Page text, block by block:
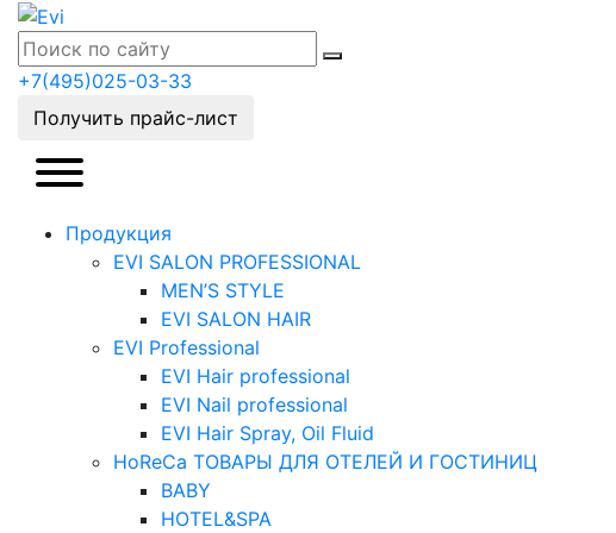
+7(495)025-03-33
Получить прайс-лист
Продукция
EVI SALON PROFESSIONAL
MEN’S STYLE
EVI SALON HAIR
EVI Professional
EVI Hair professional
EVI Nail professional
EVI Hair Spray, Oil Fluid
HoReCa ТОВАРЫ ДЛЯ ОТЕЛЕЙ И ГОСТИНИЦ
BABY
HOTEL&SPA